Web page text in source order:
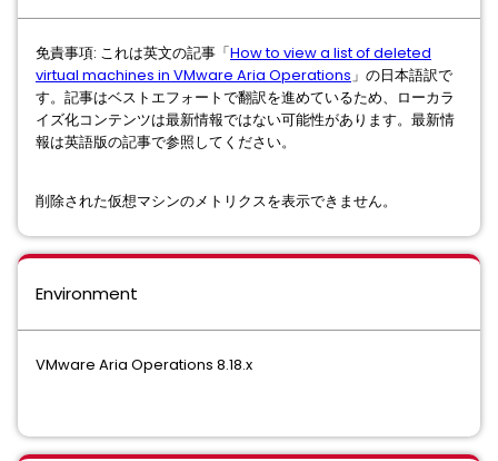
免責事項: これは英文の記事「How to view a list of deleted
virtual machines in VMware Aria Operations」の日本語訳で
す。記事はベストエフォートで翻訳を進めているため、ローカラ
イズ化コンテンツは最新情報ではない可能性があります。最新情
報は英語版の記事で参照してください。
削除された仮想マシンのメトリクスを表示できません。
Environment
VMware Aria Operations 8.18.x